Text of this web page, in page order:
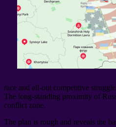
race and all-out competitive struggle
The long-standing proximity of
conflict zone.
The plan is rough and reveals the